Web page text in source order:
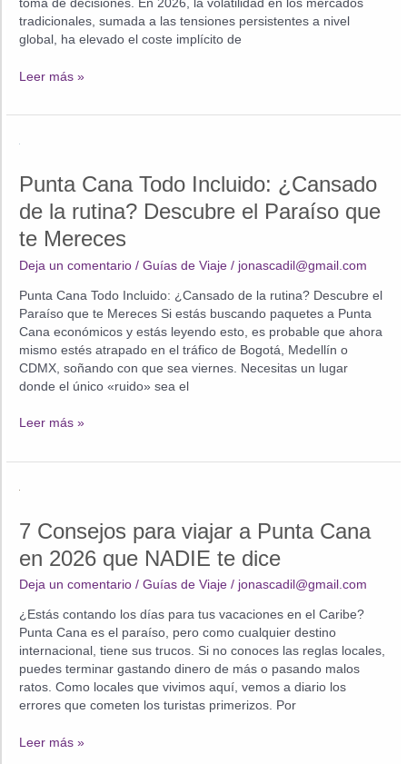
toma de decisiones. En 2026, la volatilidad en los mercados
tradicionales, sumada a las tensiones persistentes a nivel
global, ha elevado el coste implícito de
El
Blindado
Leer más »
Punta Cana Todo Incluido: ¿Cansado
de la rutina? Descubre el Paraíso que
te Mereces
Deja un comentario /Guías de Viaje / jonascadil@gmail.com
Punta Cana Todo Incluido: ¿Cansado de la rutina? Descubre el
Paraíso que te Mereces Si estás buscando paquetes a Punta
Cana económicos y estás leyendo esto, es probable que ahora
mismo estés atrapado en el tráfico de Bogotá, Medellín o
CDMX, soñando con que sea viernes. Necesitas un lugar
donde el único «ruido» sea el
Punta
Todo
¿Cansado
la
rutina?
Descubre
el
que
te
Mereces
Leer más »
7 Consejos para viajar a Punta Cana
en 2026 que NADIE te dice
Deja un comentario /Guías de Viaje / jonascadil@gmail.com
¿Estás contando los días para tus vacaciones en el Caribe?
Punta Cana es el paraíso, pero como cualquier destino
internacional, tiene sus trucos. Si no conoces las reglas locales,
puedes terminar gastando dinero de más o pasando malos
ratos. Como locales que vivimos aquí, vemos a diario los
errores que cometen los turistas primerizos. Por
7Leer más »